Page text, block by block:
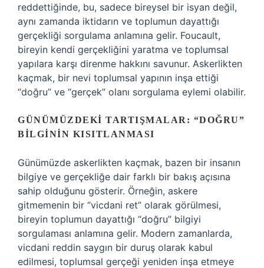
reddettiğinde, bu, sadece bireysel bir isyan değil,
aynı zamanda iktidarın ve toplumun dayattığı
gerçekliği sorgulama anlamına gelir. Foucault,
bireyin kendi gerçekliğini yaratma ve toplumsal
yapılara karşı direnme hakkını savunur. Askerlikten
kaçmak, bir nevi toplumsal yapının inşa ettiği
“doğru” ve “gerçek” olanı sorgulama eylemi olabilir.
GÜNÜMÜZDEKI TARTIŞMALAR: “DOĞRU”
BILGININ KISITLANMASI
Günümüzde askerlikten kaçmak, bazen bir insanın
bilgiye ve gerçekliğe dair farklı bir bakış açısına
sahip olduğunu gösterir. Örneğin, askere
gitmemenin bir “vicdani ret” olarak görülmesi,
bireyin toplumun dayattığı “doğru” bilgiyi
sorgulaması anlamına gelir. Modern zamanlarda,
vicdani reddin saygın bir duruş olarak kabul
edilmesi, toplumsal gerçeği yeniden inşa etmeye